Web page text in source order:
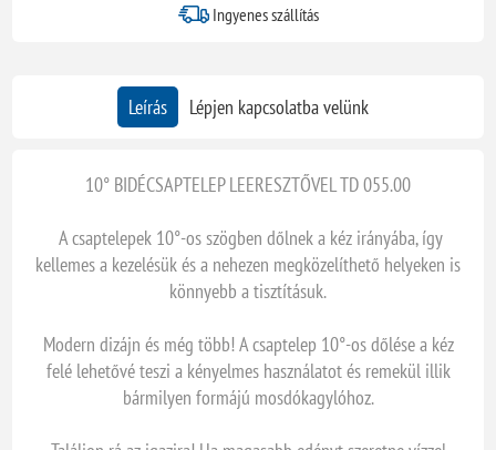
Ingyenes szállítás
Leírás Lépjen kapcsolatba velünk
10° BIDÉCSAPTELEP LEERESZTŐVEL TD 055.00
A csaptelepek 10°-os szögben dőlnek a kéz irányába, így
kellemes a kezelésük és a nehezen megközelíthető helyeken is
könnyebb a tisztításuk.
Modern dizájn és még több! A csaptelep 10°-os dőlése a kéz
felé lehetővé teszi a kényelmes használatot és remekül illik
bármilyen formájú mosdókagylóhoz.